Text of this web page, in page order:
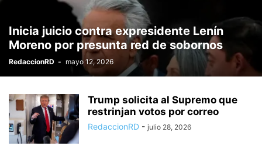
Inicia juicio contra expresidente Lenín
Moreno por presunta red de sobornos
RedaccionRD - mayo 12, 2026
Trump solicita al Supremo que
restrinjan votos por correo
RedaccionRD - julio 28, 2026